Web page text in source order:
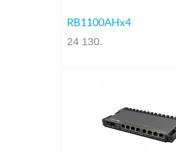
RB1100AHx4
24 130.